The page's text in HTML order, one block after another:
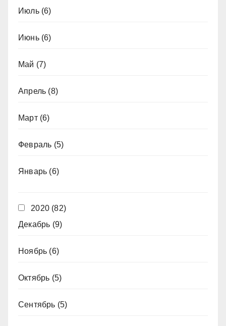
Июль(6)
Июнь(6)
Май (7)
Апрель (8)
Март(6)
Февраль (5)
Январь (6)
2020 (82)
Декабрь (9)
Ноябрь (6)
Октябрь (5)
Сентябрь (5)